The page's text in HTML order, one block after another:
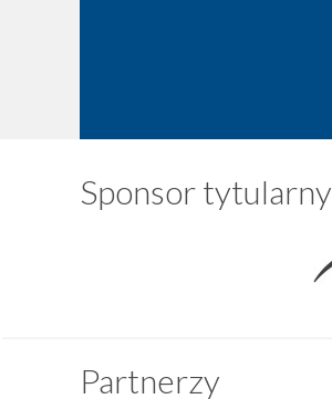
Sponsor tytularny
Partnerzy